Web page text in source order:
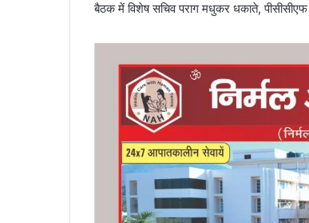
बैठक में विशेष सचिव पराग मधुकर धकाते,